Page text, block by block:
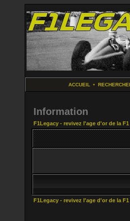
ACCUEIL •
Information
F1Legacy - revivez l'age d'or de la
F1Legacy - revivez l'age d'or de la